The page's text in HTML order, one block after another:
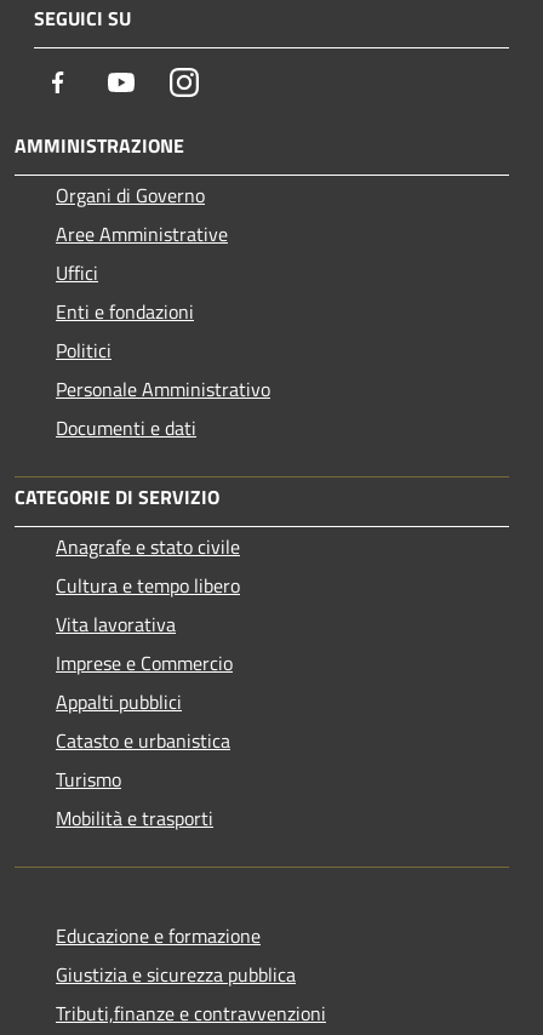
SEGUICI SU
Facebook YoutubeInstagram
AMMINISTRAZIONE
Organi di Governo
Aree Amministrative
Uffici
Enti e fondazioni
Politici
Personale Amministrativo
Documenti e dati
CATEGORIE DI SERVIZIO
Anagrafe e stato civile
Cultura e tempo libero
Vita lavorativa
Imprese e Commercio
Appalti pubblici
Catasto e urbanistica
Turismo
Mobilità e trasporti
Educazione e formazione
Giustizia e sicurezza pubblica
Tributi,finanze e contravvenzioni